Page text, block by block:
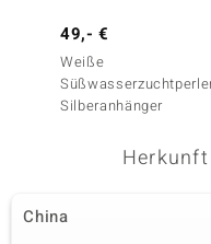
0,017 ct
Fassung
Pavéfassung
49,- €
Weiße
Silberanhänger
China